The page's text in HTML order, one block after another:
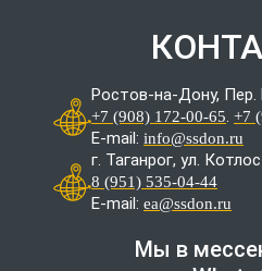
Ростов-на-Дону,
+7 (908) 172-00-65. +7
E-mail: info@ssdon.ru
г. Таганрог, ул.
8 (951) 535-04-44
E-mail: ea@ssdon.ru
Мы в